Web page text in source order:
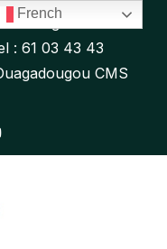
: 61 03 43 43
CMS
French